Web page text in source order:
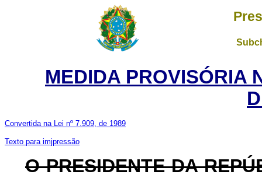
MEDIDA PROVISÓRIA
Convertida na Lei nº 7.909, de 1989
Texto para imjpressão
O PRESIDENTE DA